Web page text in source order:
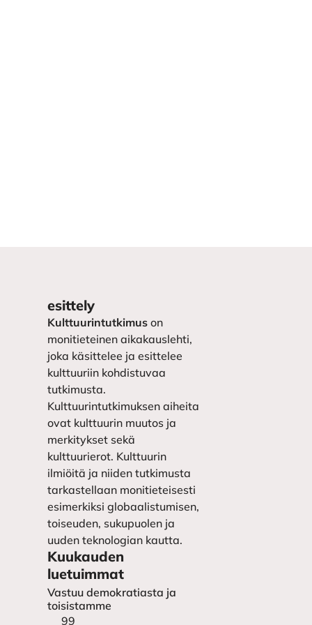
esittely
Kulttuurintutkimus on
monitieteinen aikakauslehti,
joka käsittelee ja esittelee
kulttuuriin kohdistuvaa
tutkimusta.
Kulttuurintutkimuksen aiheita
ovat kulttuurin muutos ja
merkitykset sekä
kulttuurierot. Kulttuurin
ilmiöitä ja niiden tutkimusta
tarkastellaan monitieteisesti
esimerkiksi globaalistumisen,
toiseuden, sukupuolen ja
uuden teknologian kautta.
Kuukauden
luetuimmat
Vastuu demokratiasta ja
toisistamme
99